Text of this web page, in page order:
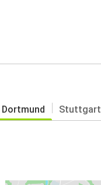
Dortmund Stuttgart